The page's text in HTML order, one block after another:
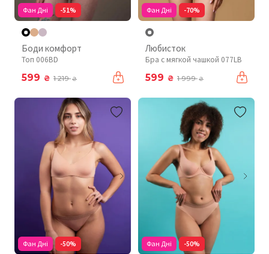
Фан Дні -51%
Боди комфорт
Топ 006BD
599 ₴ 1 219₴
Фан Дні -70%
Любисток
Бра с мягкой чашкой 077LB
599 ₴ 1 999₴
Фан Дні -50% Фан Дні -50%